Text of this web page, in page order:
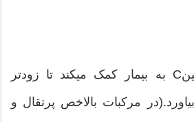
2. استفاده از ویتامینC به بیمار کمک میکند تا زودتر
مرکبات بالاخص پرتقال و